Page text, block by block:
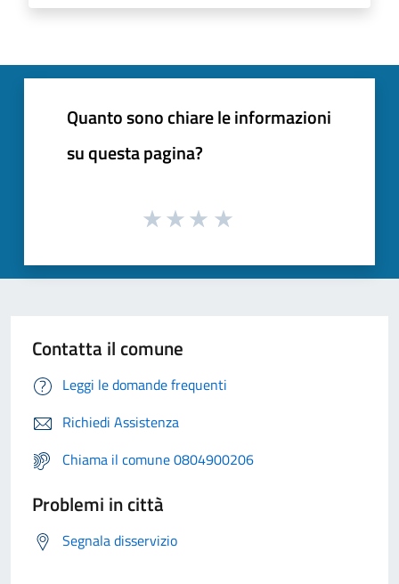
Quanto sono chiare le informazioni
su questa pagina?
Contatta il comune
Leggi le domande frequenti
Richiedi Assistenza
Chiama il comune 0804900206
Problemi in città
Segnala disservizio